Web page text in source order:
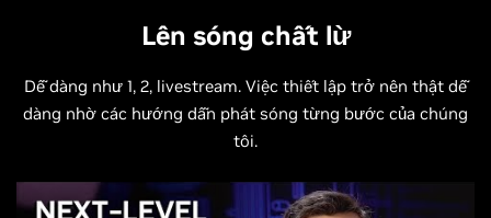
Lên sóng chất lừ
Dễ dàng như 1, 2, livestream. Việc thiết lập trở nên thật dễ
dàng nhờ các hướng dẫn phát sóng từng bước của chúng
tôi.